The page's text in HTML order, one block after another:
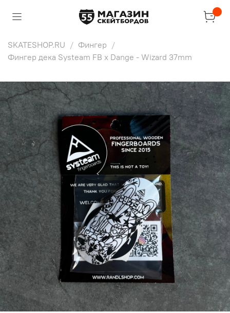
SKATESHOP.RU
Фингер
Фингер дека Systeam FB x Dange - Wizard 37mm